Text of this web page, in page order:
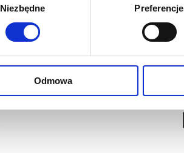
Niezbędne Preferencje
Odmowa
SPIDER-MAN: CAŁKIEM NOWY DZIEŃ